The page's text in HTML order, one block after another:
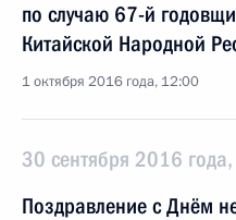
по случаю 67-й
Китайской Народной
1 октября 2016 года, 12:00
30 сентября 2016
Поздравление с Днём